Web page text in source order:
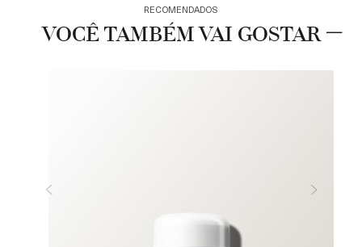
RECOMENDADOS
VOCÊ TAMBÉM VAI GOSTAR